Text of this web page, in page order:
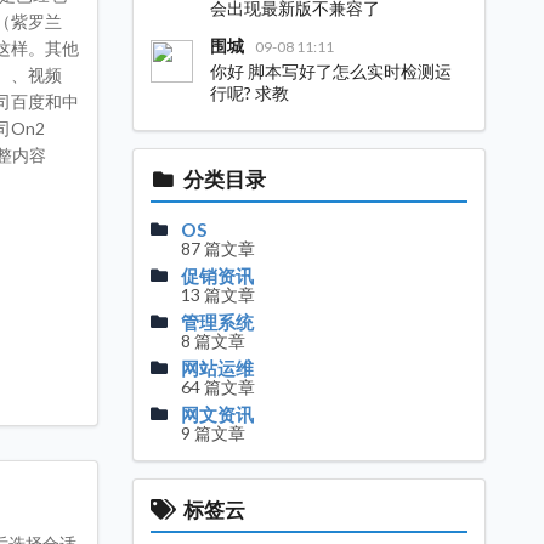
紫罗兰
样。其他
、视频
百度和中
On2
内容
会出现最新版不兼容了
围城
09-08 11:11
你好 脚本写好了怎么实时检测运
行呢? 求教
分类目录
OS
87 篇文章
促销资讯
13 篇文章
管理系统
8 篇文章
网站运维
64 篇文章
网文资讯
9 篇文章
标签云